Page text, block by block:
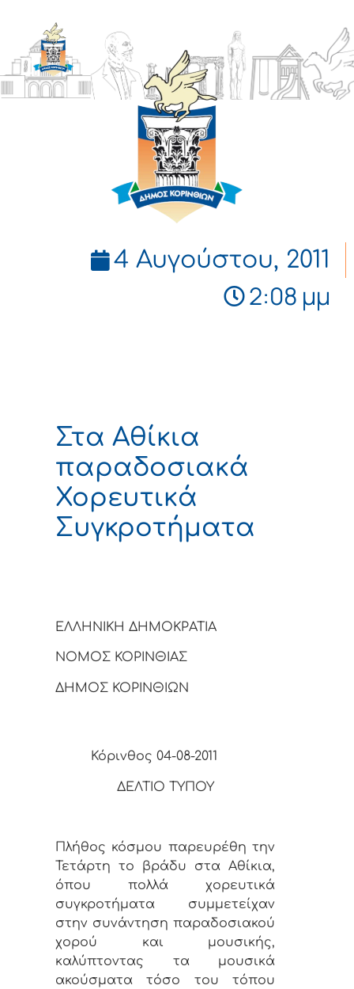
ΔΗΜΟΣ
ΚΟΡΙΝΘΙΩΝ
4 Αυγούστου, 2011
2:08 μμ
Στα Αθίκια
παραδοσιακά
Χορευτικά
Συγκροτήματα
ΕΛΛΗΝΙΚΗ ΔΗΜΟΚΡΑΤΙΑ
ΝΟΜΟΣ ΚΟΡΙΝΘΙΑΣ
ΔΗΜΟΣ ΚΟΡΙΝΘΙΩΝ
Κόρινθος 04-08-2011
ΔΕΛΤΙΟ ΤΥΠΟΥ
Πλήθος κόσμου παρευρέθη την
Τετάρτη το βράδυ στα Αθίκια,
όπου πολλά χορευτικά
συγκροτήματα συμμετείχαν
στην συνάντηση παραδοσιακού
χορού και μουσικής,
καλύπτοντας τα μουσικά
ακούσματα τόσο του τόπου